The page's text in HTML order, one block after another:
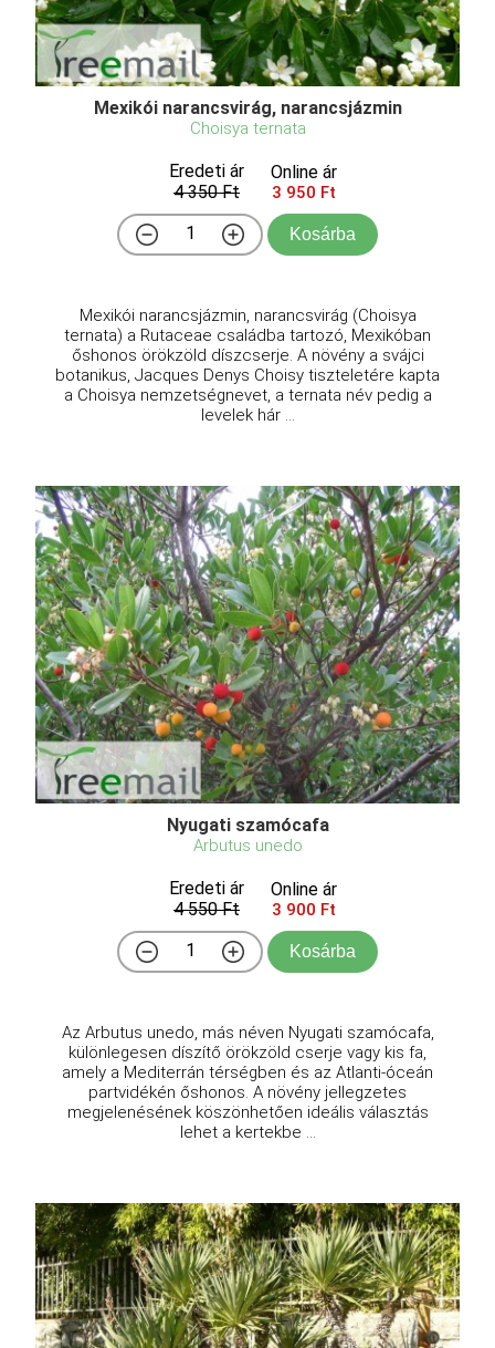
Mexikói narancsvirág, narancsjázmin
Choisya ternata
Eredeti ár
4 350 Ft
Online ár
3 950 Ft
Kosárba
Mexikói narancsjázmin, narancsvirág (Choisya
ternata) a Rutaceae családba tartozó, Mexikóban
őshonos örökzöld díszcserje. A növény a svájci
botanikus, Jacques Denys Choisy tiszteletére kapta
a Choisya nemzetségnevet, a ternata név pedig a
levelek hár ...
Nyugati szamócafa
Arbutus unedo
Eredeti ár
4 550 Ft
Online ár
3 900 Ft
Kosárba
Az Arbutus unedo, más néven Nyugati szamócafa,
különlegesen díszítő örökzöld cserje vagy kis fa,
amely a Mediterrán térségben és az Atlanti-óceán
partvidékén őshonos. A növény jellegzetes
megjelenésének köszönhetően ideális választás
lehet a kertekbe ...